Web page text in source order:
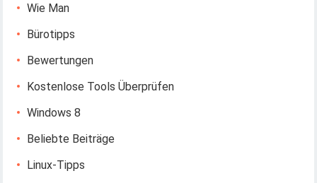
Wie Man
Bürotipps
Bewertungen
Kostenlose Tools Überprüfen
Windows 8
Beliebte Beiträge
Linux-Tipps